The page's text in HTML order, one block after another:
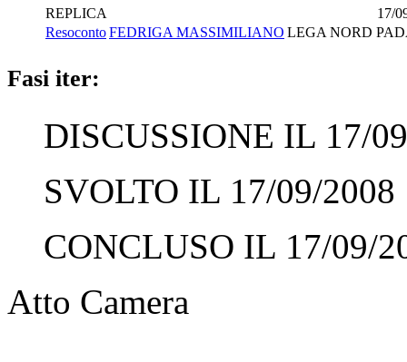
REPLICA
17/
ResocontoFEDRIGA MASSIMILIANO LEGA NORD
Fasi iter:
DISCUSSIONE IL 17/
SVOLTO IL 17/09/2008
CONCLUSO IL 17/09/
Atto Camera